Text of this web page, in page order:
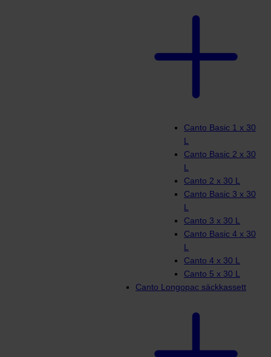
Canto Basic 1 x 30
L
Canto Basic 2 x 30
L
Canto 2 x 30 L
Canto Basic 3 x 30
L
Canto 3 x 30 L
Canto Basic 4 x 30
L
Canto 4 x 30 L
Canto 5 x 30 L
Canto Longopac säckkassett